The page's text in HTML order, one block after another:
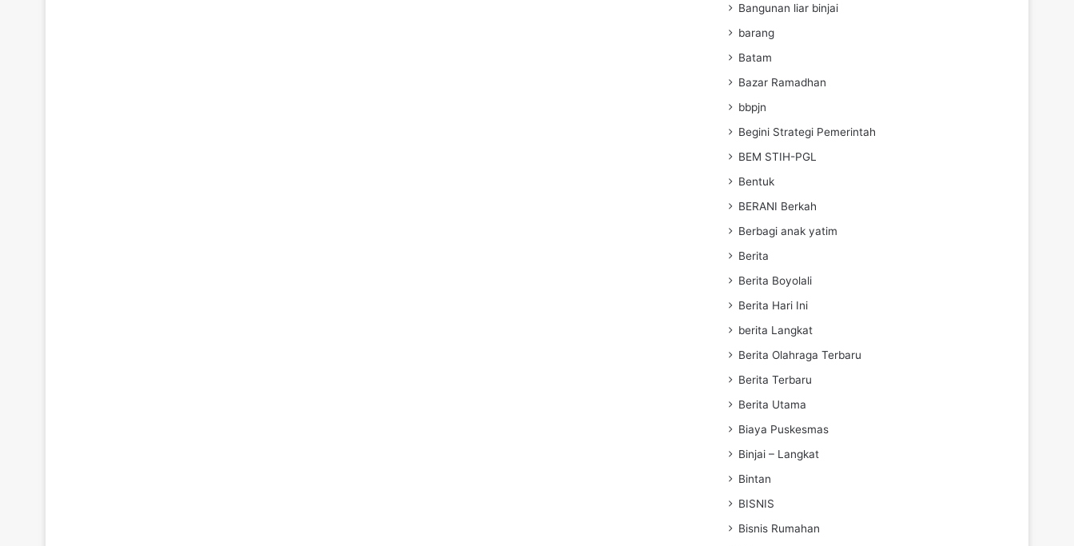
Bangunan liar binjai
barang
Batam
Bazar Ramadhan
bbpjn
Begini Strategi Pemerintah
BEM STIH-PGL
Bentuk
BERANI Berkah
Berbagi anak yatim
Berita
Berita Boyolali
Berita Hari Ini
berita Langkat
Berita Olahraga Terbaru
Berita Terbaru
Berita Utama
Biaya Puskesmas
Binjai – Langkat
Bintan
BISNIS
Bisnis Rumahan